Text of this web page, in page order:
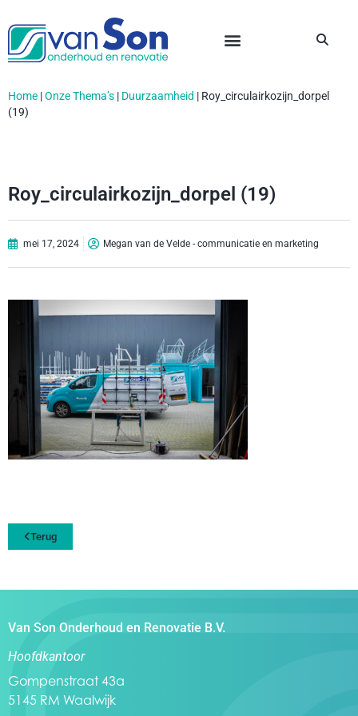
Home |Onze Thema’s | Duurzaamheid | Roy_circulairkozijn_dorpel
(19)
Roy_circulairkozijn_dorpel (19)
mei 17, 2024 Megan van de Velde - communicatie en marketing
Terug
Van Son Onderhoud en Renovatie B.V.
Hoofdkantoor
Gompenstraat 43a
5145 RM Waalwijk